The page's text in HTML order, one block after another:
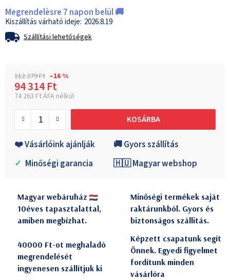
Megrendelèsre 7 napon belül 🚚
2026.8.19
Szállítási lehetőségek
112 279 Ft –16 %
94 314 Ft
74 263 Ft ÁFA nélkül
KOSÁRBA
❤️ Vásárlóink ajánlják
🚚 Gyors szállítás
✓ Minőségi garancia 🇭🇺 Magyar webshop
Magyar webáruház
10éves tapasztalattal,
amiben megbízhat.
Minőségi termékek saját
raktárunkból. Gyors és
biztonságos szállitás.
40000 Ft-ot meghaladó
megrendelését
ingyenesen szállítjuk ki
Képzett csapatunk segít
Önnek. Egyedi figyelmet
fordítunk minden
vásárlóra